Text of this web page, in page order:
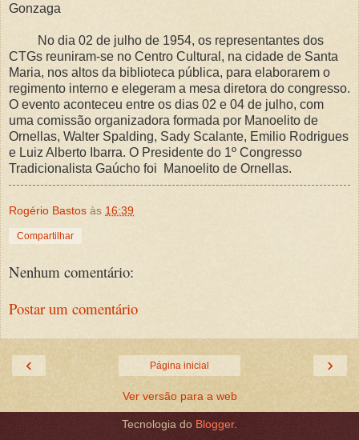
Gonzaga
No dia 02 de julho de 1954, os representantes dos
CTGs reuniram-se no Centro Cultural, na cidade de Santa
Maria, nos altos da biblioteca pública, para elaborarem o
regimento interno e elegeram a mesa diretora do congresso.
O evento aconteceu entre os dias 02 e 04 de julho, com
uma comissão organizadora formada por Manoelito de
Ornellas, Walter Spalding, Sady Scalante, Emilio Rodrigues
e Luiz Alberto Ibarra. O Presidente do 1º Congresso
Tradicionalista Gaúcho foi Manoelito de Ornellas.
Rogério Bastos às 16:39
Compartilhar
Nenhum comentário:
Postar um comentário
‹ ›
Página inicial
Ver versão para a web
Tecnologia do Blogger.